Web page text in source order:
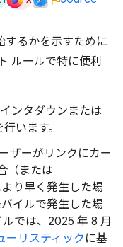
するかを示すために
ルールで特に便利
ンタダウンまたは
います。
ザーがリンクにカー
（または
り早く発生した場
イルで発生した場
では、2025 年 8 月
ーリスティック に基